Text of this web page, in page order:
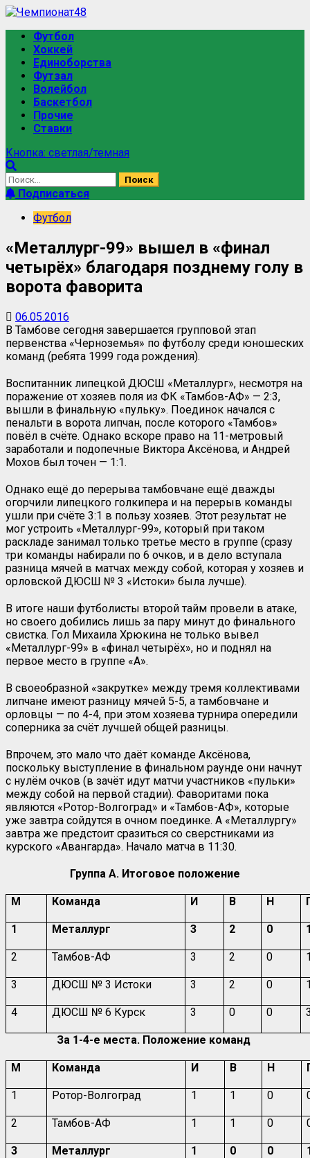
Футбол
Хоккей
Единоборства
Футзал
Волейбол
Баскетбол
Прочие
Ставки
Кнопка: светлая/темная
Подписаться
Футбол
«Металлург-99» вышел в «финал
четырёх» благодаря позднему голу в
ворота фаворита
06.05.2016
В Тамбове сегодня завершается групповой этап
первенства «Черноземья» по футболу среди юношеских
команд (ребята 1999 года рождения).
Воспитанник липецкой ДЮСШ «Металлург», несмотря на
поражение от хозяев поля из ФК «Тамбов-АФ» — 2:3,
вышли в финальную «пульку». Поединок начался с
пенальти в ворота липчан, после которого «Тамбов»
повёл в счёте. Однако вскоре право на 11-метровый
заработали и подопечные Виктора Аксёнова, и Андрей
Мохов был точен — 1:1.
Однако ещё до перерыва тамбовчане ещё дважды
огорчили липецкого голкипера и на перерыв команды
ушли при счёте 3:1 в пользу хозяев. Этот результат не
мог устроить «Металлург-99», который при таком
раскладе занимал только третье место в группе (сразу
три команды набирали по 6 очков, и в дело вступала
разница мячей в матчах между собой, которая у хозяев и
орловской ДЮСШ № 3 «Истоки» была лучше).
В итоге наши футболисты второй тайм провели в атаке,
но своего добились лишь за пару минут до финального
свистка. Гол Михаила Хрюкина не только вывел
«Металлург-99» в «финал четырёх», но и поднял на
первое место в группе «А».
В своеобразной «закрутке» между тремя коллективами
липчане имеют разницу мячей 5-5, а тамбовчане и
орловцы — по 4-4, при этом хозяева турнира опередили
соперника за счёт лучшей общей разницы.
Впрочем, это мало что даёт команде Аксёнова,
поскольку выступление в финальном раунде они начнут
с нулём очков (в зачёт идут матчи участников «пульки»
между собой на первой стадии). Фаворитами пока
являются «Ротор-Волгоград» и «Тамбов-АФ», которые
уже завтра сойдутся в очном поединке. А «Металлургу»
завтра же предстоит сразиться со сверстниками из
курского «Авангарда». Начало матча в 11:30.
Группа А. Итоговое положение
М Команда И В Н
1 Металлург 3 2 0
2 Тамбов-АФ 3 2 0
3 ДЮСШ № 3 Истоки 3 2 0
4 ДЮСШ № 6 Курск 3 0 0
За 1-4-е места. Положение команд
М Команда И В Н
1 Ротор-Волгоград 1 1 0
2 Тамбов-АФ 1 1 0
3 Металлург 1 0 0